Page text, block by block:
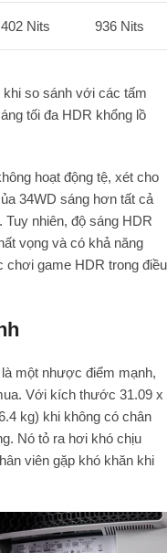
402 Nits 936 Nits
so sánh với các tấm
tối đa HDR khổng lồ
hoạt động tệ, xét cho
34WD sáng hơn tất cả
nhiên, độ sáng HDR
vọng và có khả năng
chơi game HDR trong điều
một nhược điểm mạnh,
Với kích thước 31.09 x
kg) khi không có chân
Nó tỏ ra hơi khó chịu
viên gặp khó khăn khi